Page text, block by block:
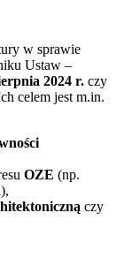
w sprawie
Ustaw –
2024 r. czy
celem jest m.in.
OZE (np.
czy